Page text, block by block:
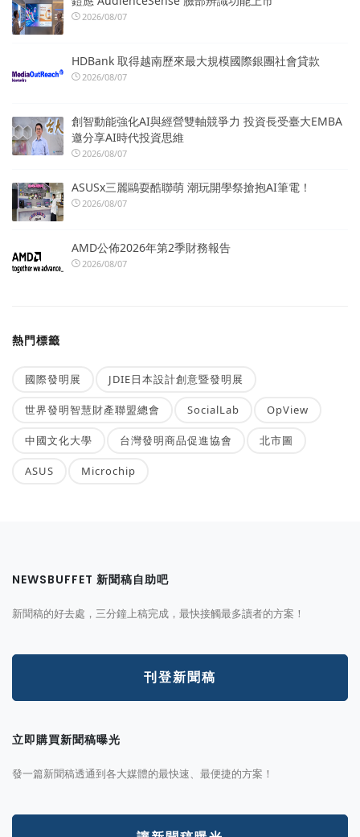
2026/08/07
HDBank 取得越南歷來最大規模國際銀團社會貸款
2026/08/07
創智動能強化AI與經營雙軸競爭力 投資長受臺大EMBA
邀分享AI時代投資思維
2026/08/07
ASUSx三麗鷗耍酷聯萌 潮玩開學祭搶抱AI筆電！
2026/08/07
AMD公佈2026年第2季財務報告
2026/08/07
熱門標籤
國際發明展 JDIE日本設計創意暨發明展
世界發明智慧財產聯盟總會 SocialLab OpView
中國文化大學 台灣發明商品促進協會 北市圖
ASUS Microchip
NEWSBUFFET 新聞稿自助吧
新聞稿的好去處，三分鐘上稿完成，最快接觸最多讀者的方案！
刊登新聞稿
立即購買新聞稿曝光
發一篇新聞稿透通到各大媒體的最快速、最便捷的方案！